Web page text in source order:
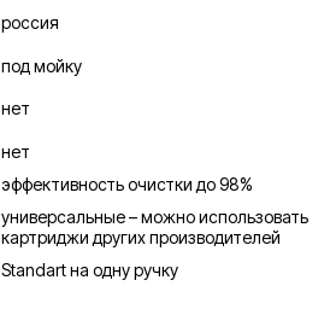
россия
под мойку
нет
нет
эффективность очистки до 98%
универсальные – можно использовать
картриджи других производителей
Standart на одну ручку